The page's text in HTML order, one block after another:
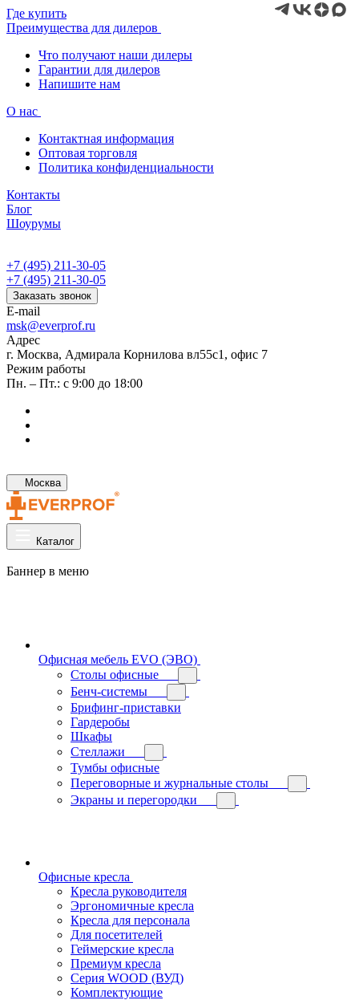
Где купить
Преимущества для дилеров
Что получают наши дилеры
Гарантии для дилеров
Напишите нам
О нас
Контактная информация
Оптовая торговля
Политика конфиденциальности
Контакты
Блог
Шоурумы
+7 (495) 211-30-05
+7 (495) 211-30-05
Заказать звонок
E-mail
msk@everprof.ru
Адрес
г. Москва, Адмирала Корнилова вл55с1, офис 7
Режим работы
Пн. – Пт.: с 9:00 до 18:00
Москва
Каталог
Баннер в меню
Офисная мебель EVO (ЭВО)
Cтолы офисные
Бенч-системы
Брифинг-приставки
Гардеробы
Шкафы
Стеллажи
Тумбы офисные
Переговорные и журнальные столы
Экраны и перегородки
Офисные кресла
Кресла руководителя
Эргономичные кресла
Кресла для персонала
Для посетителей
Геймерские кресла
Премиум кресла
Серия WOOD (ВУД)
Комплектующие